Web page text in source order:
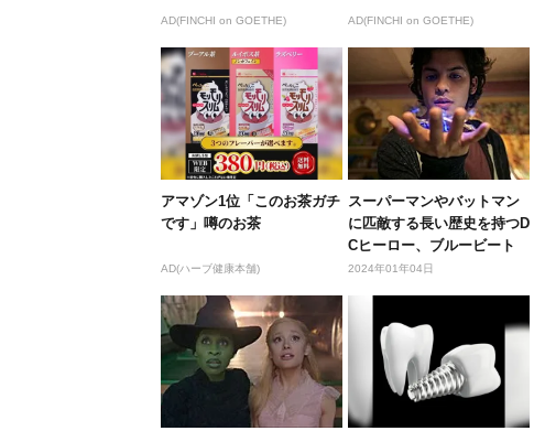
AD(FINCHI on GOETHE) AD(FINCHI on GOETHE)
アマゾン1位「このお茶ガチ
です」噂のお茶
AD(ハーブ健康本舗)
スーパーマンやバットマン
に匹敵する長い歴史を持つD
Cヒーロー、ブルービート
ルって...
2024年01年04日